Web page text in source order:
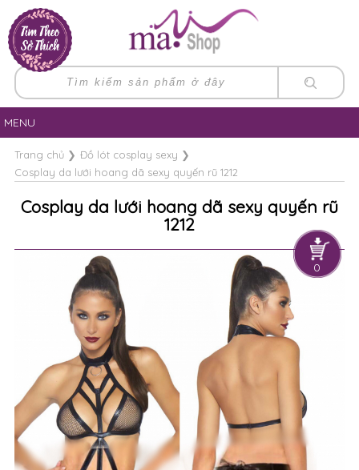
0
MENU
Trang chủ❯ Đồ lót cosplay sexy ❯
Cosplay da lưới hoang dã sexy quyến rũ 1212
Cosplay da lưới hoang dã sexy quyến rũ
1212